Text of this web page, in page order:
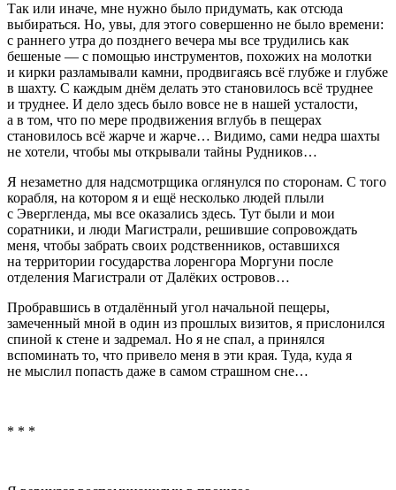
Так или иначе, мне нужно было придумать, как отсюда
выбираться. Но, увы, для этого совершенно не было времени:
с раннего утра до позднего вечера мы все трудились как
бешеные — с помощью инструментов, похожих на молотки
и кирки разламывали камни, продвигаясь всё глубже и глубже
в шахту. С каждым днём делать это становилось всё труднее
и труднее. И дело здесь было вовсе не в нашей усталости,
а в том, что по мере продвижения вглубь в пещерах
становилось всё жарче и жарче… Видимо, сами недра шахты
не хотели, чтобы мы открывали тайны Рудников…
Я незаметно для надсмотрщика оглянулся по сторонам. С того
корабля, на котором я и ещё несколько людей плыли
с Эвергленда, мы все оказались здесь. Тут были и мои
соратники, и люди Магистрали, решившие сопровождать
меня, чтобы забрать своих родственников, оставшихся
на территории государства лоренгора Моргуни после
отделения Магистрали от Далёких островов…
Пробравшись в отдалённый угол начальной пещеры,
замеченный мной в один из прошлых визитов, я прислонился
спиной к стене и задремал. Но я не спал, а принялся
вспоминать то, что привело меня в эти края. Туда, куда я
не мыслил попасть даже в самом страшном сне…
* * *